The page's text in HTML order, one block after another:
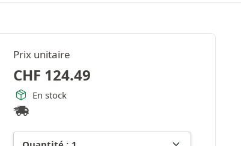
Prix unitaire
CHF 124.49
En stock